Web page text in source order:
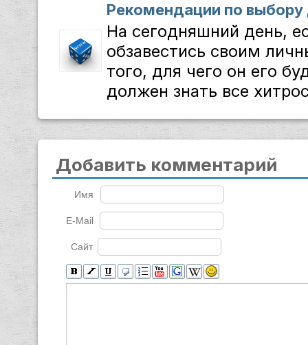
Рекомендации по
На сегодняшний день,
обзавестись своим
того, для чего он его
должен знать все
Добавить комментарий
Имя
E-Mail
Сайт